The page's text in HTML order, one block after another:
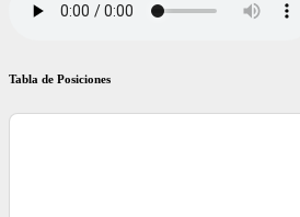
Tabla de Posiciones